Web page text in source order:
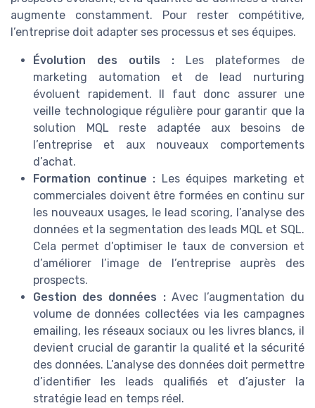
augmente constamment. Pour rester compétitive,
l’entreprise doit adapter ses processus et ses équipes.
Évolution des outils : Les plateformes de
marketing automation et de lead nurturing
évoluent rapidement. Il faut donc assurer une
veille technologique régulière pour garantir que la
solution MQL reste adaptée aux besoins de
l’entreprise et aux nouveaux comportements
d’achat.
Formation continue : Les équipes marketing et
commerciales doivent être formées en continu sur
les nouveaux usages, le lead scoring, l’analyse des
données et la segmentation des leads MQL et SQL.
Cela permet d’optimiser le taux de conversion et
d’améliorer l’image de l’entreprise auprès des
prospects.
Gestion des données :Avec l’augmentation du
volume de données collectées via les campagnes
emailing, les réseaux sociaux ou les livres blancs, il
devient crucial de garantir la qualité et la sécurité
des données. L’analyse des données doit permettre
d’identifier les leads qualifiés et d’ajuster la
stratégie lead en temps réel.